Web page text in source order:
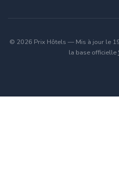
© 2026 Prix Hôtels — Mis à jour le
la base officielle